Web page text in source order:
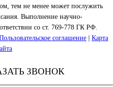
тем не менее может послужить
Выполнение научно-
со ст. 769-778 ГК РФ.
соглашение
Карта
ЗВОНОК